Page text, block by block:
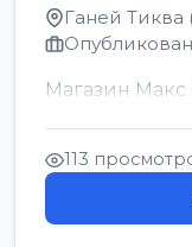
Ганей Тиква
Магазин Макс
113